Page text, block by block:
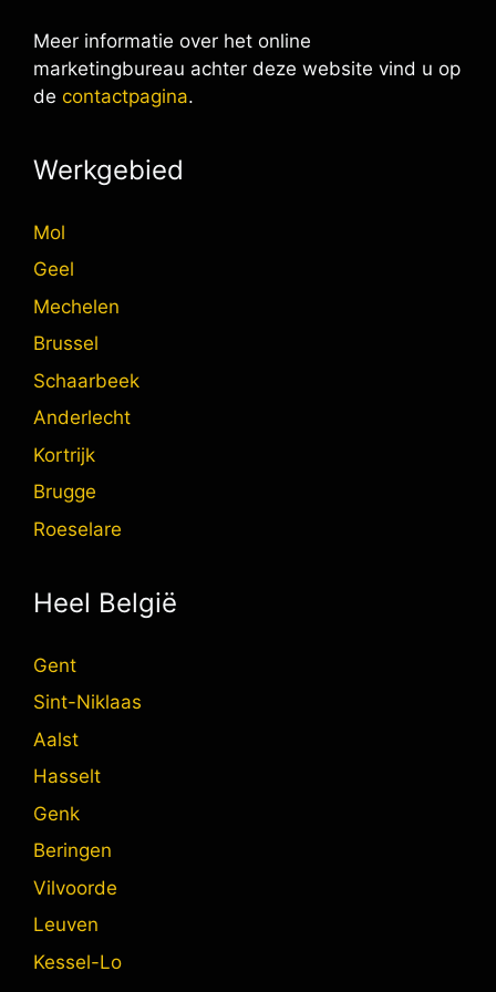
Meer informatie over het online
marketingbureau achter deze website vind u op
de contactpagina.
Werkgebied
Mol
Geel
Mechelen
Brussel
Schaarbeek
Anderlecht
Kortrijk
Brugge
Roeselare
Heel België
Gent
Sint-Niklaas
Aalst
Hasselt
Genk
Beringen
Vilvoorde
Leuven
Kessel-Lo